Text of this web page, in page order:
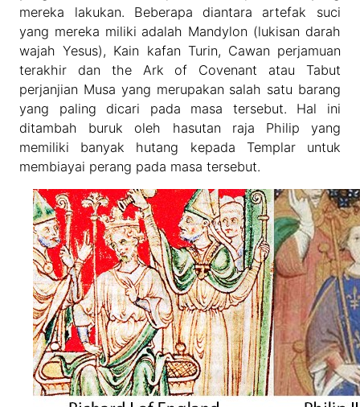
mereka lakukan. Beberapa diantara artefak suci
yang mereka miliki adalah Mandylon (lukisan darah
wajah Yesus), Kain kafan Turin, Cawan perjamuan
terakhir dan the Ark of Covenant atau Tabut
perjanjian Musa yang merupakan salah satu barang
yang paling dicari pada masa tersebut. Hal ini
ditambah buruk oleh hasutan raja Philip yang
memiliki banyak hutang kepada Templar untuk
membiayai perang pada masa tersebut.